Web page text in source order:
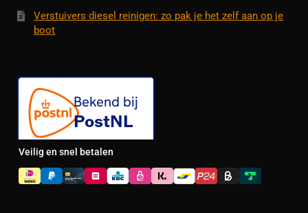
Verstuivers diesel reinigen: zo pak je het zelf aan op je
boot
Veilig en snel betalen